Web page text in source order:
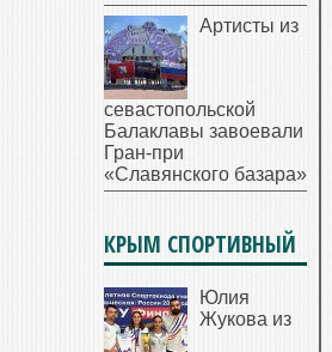
Артисты из
севастопольской
Балаклавы завоевали
Гран-при
«Славянского базара»
КРЫМ СПОРТИВНЫЙ
Юлия
Жукова из